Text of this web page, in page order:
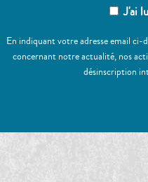
J'ai
En indiquant votre adresse email
concernant notre actualité, nos
désinscription